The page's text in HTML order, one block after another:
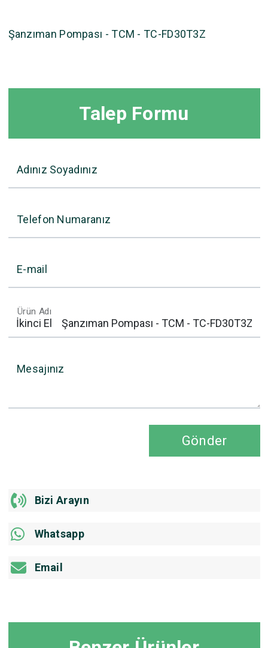
Şanzıman Pompası - TCM - TC-FD30T3Z
Talep Formu
Adınız Soyadınız
Telefon Numaranız
E-mail
Ürün Adı
Mesajınız
Gönder
Bizi Arayın
Whatsapp
Email